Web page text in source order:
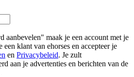
aanbevelen" maak je een account met je
een klant van ehorses en accepteer je
en Privacybeleid. Je zult
aan je advertenties en berichten van de